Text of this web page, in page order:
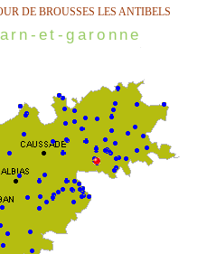
DE BROUSSES LES ANTIBELS
et-garonne